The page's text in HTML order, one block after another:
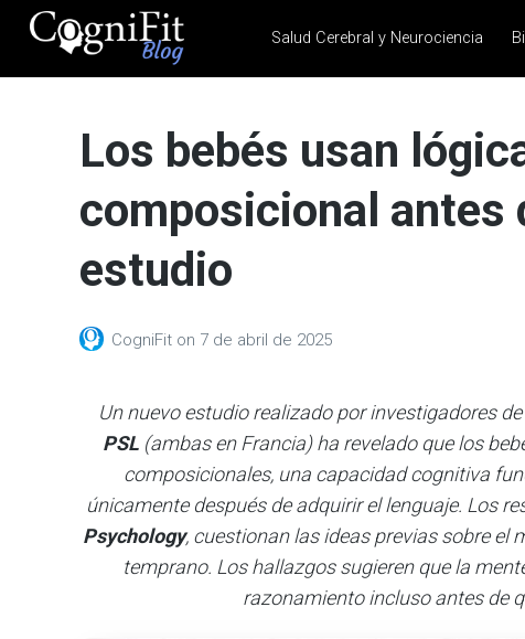
CogniFit
Health
Brain Training, Mental
Health, and Wellness
Salud Cerebral y Neurociencia
Los bebés usan
composicional antes
estudio
CogniFit on 7 de abril de 2025
Un nuevo estudio realizado por investigadores de
PSL (ambas en Francia) ha revelado que los
composicionales, una capacidad cognitiva
únicamente después de adquirir el lenguaje. Los
Psychology, cuestionan las ideas previas sobre
temprano. Los hallazgos sugieren que la
razonamiento incluso antes de